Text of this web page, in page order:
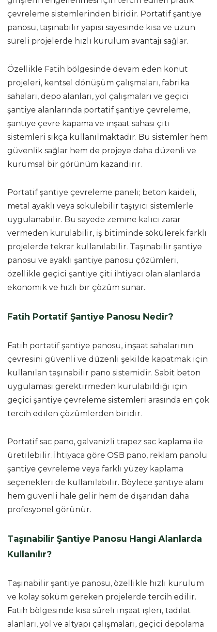
çevreleme sistemlerinden biridir. Portatif şantiye
panosu, taşınabilir yapısı sayesinde kısa ve uzun
süreli projelerde hızlı kurulum avantajı sağlar.
Özellikle Fatih bölgesinde devam eden konut
projeleri, kentsel dönüşüm çalışmaları, fabrika
sahaları, depo alanları, yol çalışmaları ve geçici
şantiye alanlarında portatif şantiye çevreleme,
şantiye çevre kapama ve inşaat sahası çiti
sistemleri sıkça kullanılmaktadır. Bu sistemler hem
güvenlik sağlar hem de projeye daha düzenli ve
kurumsal bir görünüm kazandırır.
Portatif şantiye çevreleme paneli; beton kaideli,
metal ayaklı veya sökülebilir taşıyıcı sistemlerle
uygulanabilir. Bu sayede zemine kalıcı zarar
vermeden kurulabilir, iş bitiminde sökülerek farklı
projelerde tekrar kullanılabilir. Taşınabilir şantiye
panosu ve ayaklı şantiye panosu çözümleri,
özellikle geçici şantiye çiti ihtiyacı olan alanlarda
ekonomik ve hızlı bir çözüm sunar.
Fatih Portatif Şantiye Panosu Nedir?
Fatih portatif şantiye panosu, inşaat sahalarının
çevresini güvenli ve düzenli şekilde kapatmak için
kullanılan taşınabilir pano sistemidir. Sabit beton
uygulaması gerektirmeden kurulabildiği için
geçici şantiye çevreleme sistemleri arasında en çok
tercih edilen çözümlerden biridir.
Portatif sac pano, galvanizli trapez sac kaplama ile
üretilebilir. İhtiyaca göre OSB pano, reklam panolu
şantiye çevreleme veya farklı yüzey kaplama
seçenekleri de kullanılabilir. Böylece şantiye alanı
hem güvenli hale gelir hem de dışarıdan daha
profesyonel görünür.
Taşınabilir Şantiye Panosu Hangi Alanlarda
Kullanılır?
Taşınabilir şantiye panosu, özellikle hızlı kurulum
ve kolay söküm gereken projelerde tercih edilir.
Fatih bölgesinde kısa süreli inşaat işleri, tadilat
alanları, yol ve altyapı çalışmaları, geçici depolama